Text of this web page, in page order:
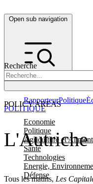
Open sub navigation
Recherche
POLICY AREAS
Economie
Politique
Agriculture et
Santé
Technologies
Energie,
Défense
RapporteurPolitique
L'Autriche
Tous les matins, Les
POLITIQUE